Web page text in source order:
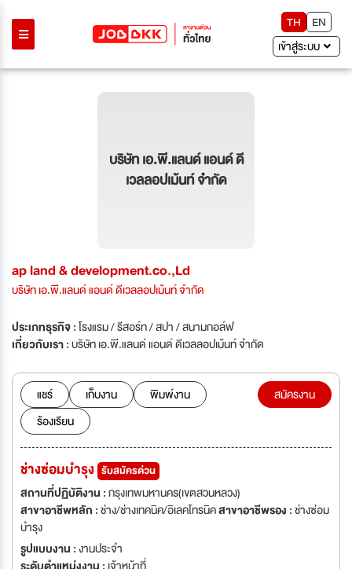
TH
EN
เข้าสู่ระบบ
บริษัท เอ.พี.แลนด์ แอนด์ ดี
เวลลอปเม้นท์ จำกัด
ap land & development.co.,Ld
บริษัท เอ.พี.แลนด์ แอนด์ ดีเวลลอปเม้นท์ จำกัด
ประเภทธุรกิจ :โรงแรม / รีสอร์ท / สปา / สนามกอล์ฟ
เกี่ยวกับเรา :บริษัท เอ.พี.แลนด์ แอนด์ ดีเวลลอปเม้นท์ จำกัด
แชร์ เก็บงาน
พิมพ์งาน
ร้องเรียน
สมัครงาน
ช่างซ่อมบำรุง รับสมัครด่วน
สถานที่ปฏิบัติงาน :กรุงเทพมหานคร(เขตสวนหลวง)
สาขาอาชีพหลัก :ช่าง/ช่างเทคนิค/อิเลคโทรนิคสาขาอาชีพรอง :ช่างซ่อม
บำรุง
รูปแบบงาน :งานประจำ